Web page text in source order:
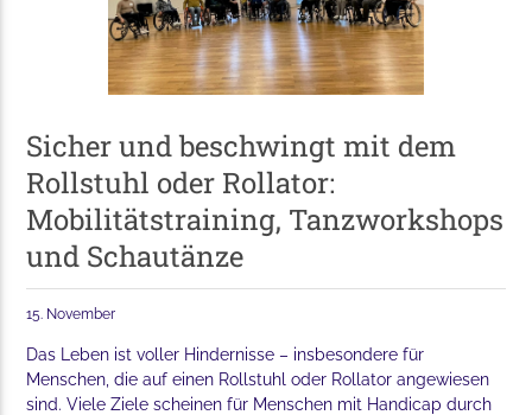
Sicher und beschwingt mit dem
Rollstuhl oder Rollator:
Mobilitätstraining, Tanzworkshops
und Schautänze
15. November
Das Leben ist voller Hindernisse – insbesondere für
Menschen, die auf einen Rollstuhl oder Rollator angewiesen
sind. Viele Ziele scheinen für Menschen mit Handicap durch